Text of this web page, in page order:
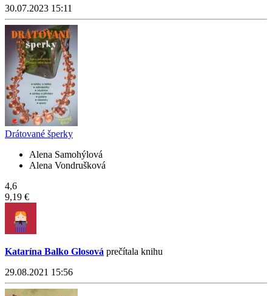
30.07.2023 15:11
Drátované šperky
Alena Samohýlová
Alena Vondrušková
4,6
9,19 €
Katarína Balko Glosová prečítala knihu
29.08.2021 15:56